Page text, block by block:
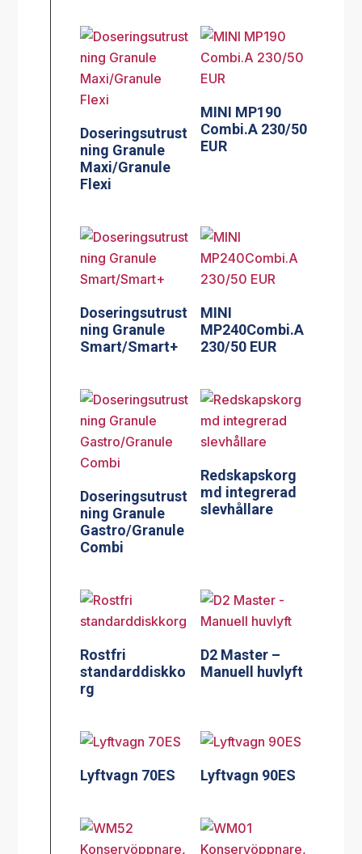
Doseringsutrust
ning Granule
Maxi/Granule
Flexi
MINI MP190
Combi.A 230/50
EUR
Doseringsutrust
ning Granule
Smart/Smart+
MINI
MP240Combi.A
230/50 EUR
Doseringsutrust
ning Granule
Gastro/Granule
Combi
Redskapskorg
md integrerad
slevhållare
Rostfri
standarddiskko
rg
D2 Master –
Manuell huvlyft
Lyftvagn 70ES Lyftvagn 90ES